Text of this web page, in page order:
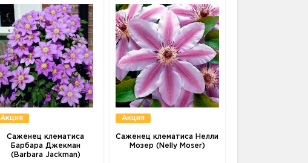
Акция
Саженец клематиса
Барбара Джекман
(Barbara Jackman)
Акция
Саженец клематиса Нелли
Мозер (Nelly Moser)